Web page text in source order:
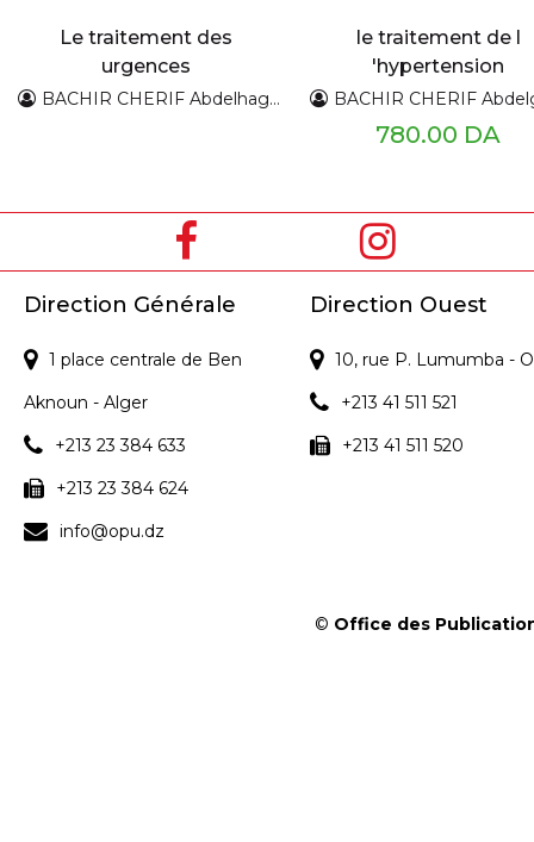
Le traitement des
urgences
hypertensives
BACHIR CHERIF Abdelhaghani
le traitement de l
'hypertension
artérielle
BACHIR CHERIF
780.00 DA
Direction Générale
1 place centrale de Ben
Aknoun - Alger
+213 23 384 633
+213 23 384 624
info@opu.dz
Direction Ouest
10, rue P. Lumumba -
+213 41 511 521
+213 41 511 520
© Office des